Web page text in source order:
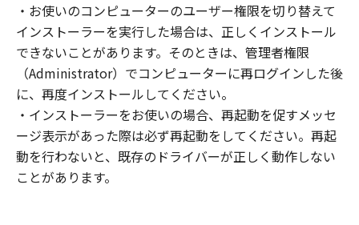
２．制限
(1) お客様は、再使用許諾、譲渡、販売、頒
布、リースもしくは貸与その他の方法により、
第三者に「本ソフトウェア」を使用させること
はできません。
(2) お客様は、「本ソフトウェア」の全部また
は一部を修正、改変、逆コンパイル、逆アセン
ブル、その他リバースエンジニアリング等する
ことはできません。また第三者にこのような行
・お使いのコンピューターのユーザー権限を切り替えて
インストーラーを実行した場合は、正しくインストール
できないことがあります。そのときは、管理者権限
（Administrator）でコンピューターに再ログインした後
に、再度インストールしてください。
・インストーラーをお使いの場合、再起動を促すメッセ
ージ表示があった際は必ず再起動をしてください。再起
動を行わないと、既存のドライバーが正しく動作しない
ことがあります。